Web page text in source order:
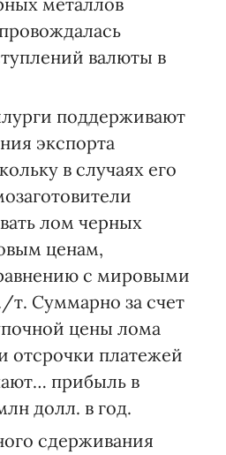
валюты в
поддерживают
экспорта
в случаях его
лом черных
ценам,
с мировыми
т. Суммарно за счет
цены лома
отсрочки платежей
прибыль в
долл. в год.
сдерживания